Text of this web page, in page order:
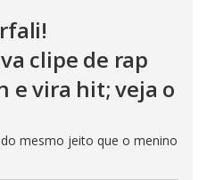
clipe de rap
e vira hit; veja o
mesmo jeito que o menino